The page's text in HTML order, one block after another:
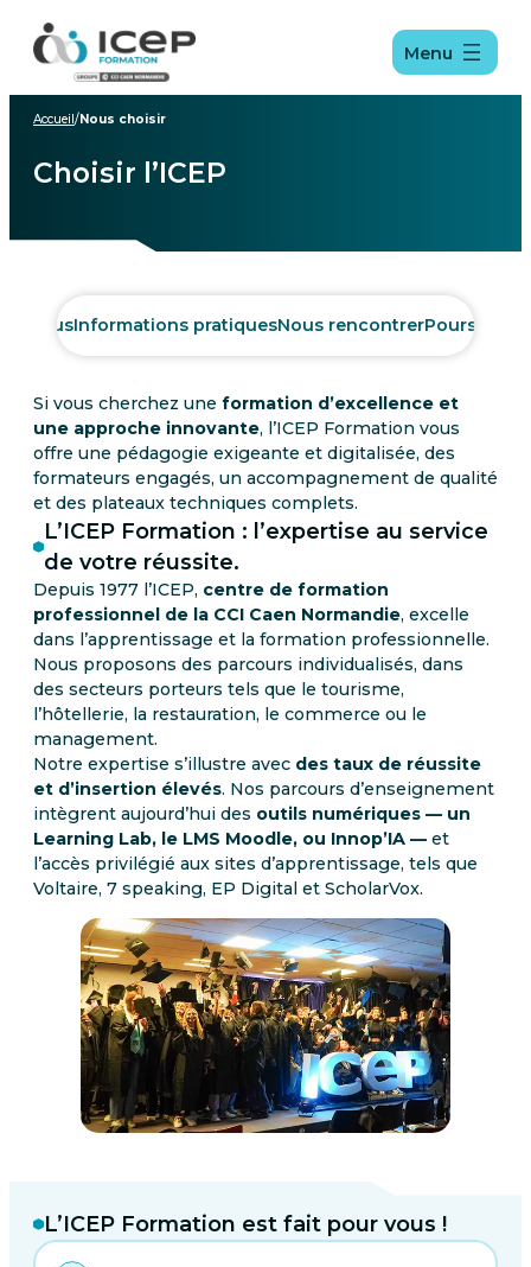
Aller
menu
Aller
contenu
Aller
pied
de
page
Menu
Accueil /Nous choisir
Choisir l’ICEP
Informations pratiquesNous rencontrerPoursuite
Si vous cherchez une formation d’excellence et
une approche innovante, l’ICEP Formation vous
offre une pédagogie exigeante et digitalisée, des
formateurs engagés, un accompagnement de qualité
et des plateaux techniques complets.
L’ICEP Formation : l’expertise au service
de votre réussite.
Depuis 1977 l’ICEP, centre de formation
professionnel de la CCI Caen Normandie, excelle
dans l’apprentissage et la formation professionnelle.
Nous proposons des parcours individualisés, dans
des secteurs porteurs tels que le tourisme,
l’hôtellerie, la restauration, le commerce ou le
management.
Notre expertise s’illustre avec des taux de réussite
et d’insertion élevés. Nos parcours d’enseignement
intègrent aujourd’hui des outils numériques — un
Learning Lab, le LMS Moodle, ou Innop’IA — et
l’accès privilégié aux sites d’apprentissage, tels que
Voltaire, 7 speaking, EP Digital et ScholarVox.
L’ICEP Formation est fait pour vous !